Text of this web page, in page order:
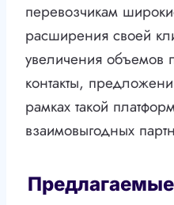
перевозчикам
расширения своей
увеличения объемов
контакты,
рамках такой
взаимовыгодных
Предлагаемые